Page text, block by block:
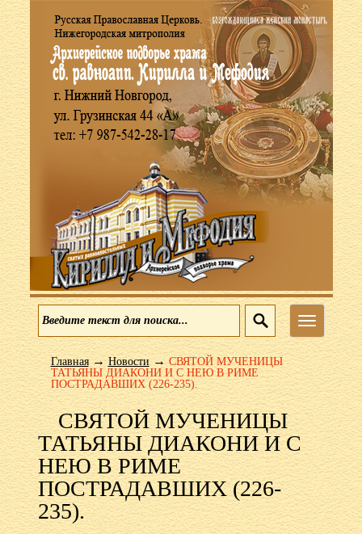
Меню
Главная→Новости→СВЯТОЙ МУЧЕНИЦЫ
ТАТЬЯНЫ ДИАКОНИ И С НЕЮ В РИМЕ
ПОСТРАДАВШИХ (226-235).
СВЯТОЙ МУЧЕНИЦЫ
ТАТЬЯНЫ ДИАКОНИ И С
НЕЮ В РИМЕ
ПОСТРАДАВШИХ (226-
235).